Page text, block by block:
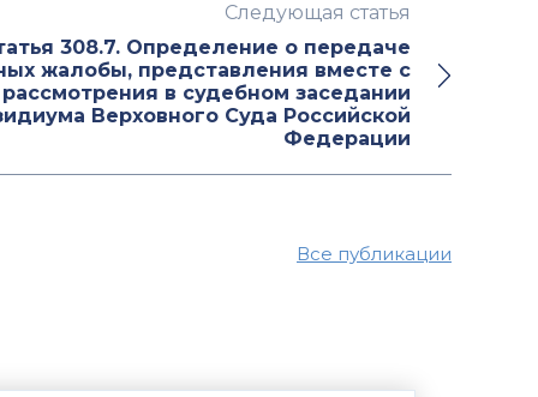
Следующая статья
308.7. Определение о передаче
жалобы, представления вместе с
в судебном заседании
Верховного Суда Российской
Федерации
Все публикации